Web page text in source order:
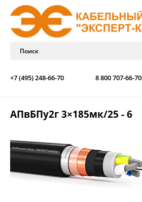
+7 (495) 248-66-70 8 800 707-66-70
АПвБПу2г 3×185мк/25 - 6